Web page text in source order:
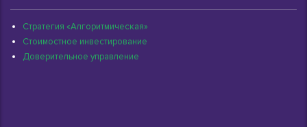
Стратегия «Алгоритмическая»
Стоимостное инвестирование
Доверительное управление